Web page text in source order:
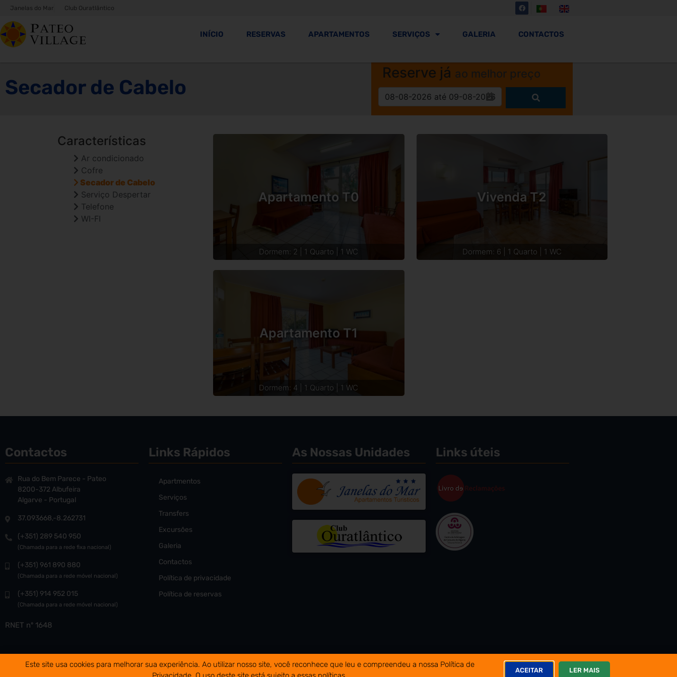
Janelas do Mar Club Ouratlântico
INÍCIO RESERVAS APARTAMENTOS SERVIÇOS GALERIA CONTACTOS
Secador de Cabelo
Reserve já ao melhor preço
Características
Ar condicionado
Cofre
Secador de Cabelo
Serviço Despertar
Telefone
WI-FI
Apartamento T0
Dormem: 2 | 1 Quarto | 1 WC
Vivenda T2
Dormem: 6 | 1 Quarto | 1 WC
Apartamento T1
Dormem: 4 | 1 Quarto | 1 WC
Contactos
Rua do Bem Parece - Pateo
8200-372 Albufeira
Algarve - Portugal
37.093668,-8.262731
(+351) 289 540 950
(Chamada para a rede fixa nacional)
(+351) 961 890 880
(Chamada para a rede móvel nacional)
(+351) 914 952 015
(Chamada para a rede móvel nacional)
RNET nº 1648
Links Rápidos
Apartmentos
Serviços
Transfers
Excursões
Galeria
Contactos
Política de privacidade
Política de reservas
As Nossas Unidades Links úteis
2026 © Pateo Village | Web:Neteuro
Este site usa cookies para melhorar sua experiência. Ao utilizar nosso site, você reconhece que leu e compreendeu a nossa Política de
ACEITAR LER MAIS